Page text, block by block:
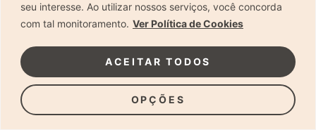
seu interesse. Ao utilizar nossos serviços, você concorda
com tal monitoramento. Ver Política de Cookies
OPÇÕES
ACEITAR TODOS
Dica de especialista: como otimizar o fluxo de trabalho
no ensaio newborn?
Dica de especialista: qual o melhor guia de poses para
fotografia newborn?